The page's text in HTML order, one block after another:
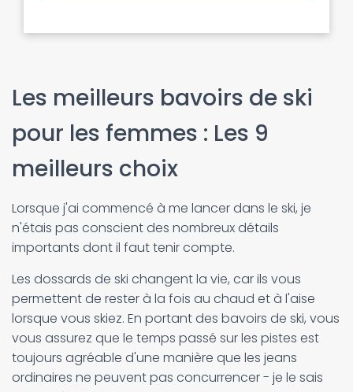
Les meilleurs bavoirs de ski
pour les femmes : Les 9
meilleurs choix
Lorsque j'ai commencé à me lancer dans le ski, je
n'étais pas conscient des nombreux détails
importants dont il faut tenir compte.
Les dossards de ski changent la vie, car ils vous
permettent de rester à la fois au chaud et à l'aise
lorsque vous skiez. En portant des bavoirs de ski, vous
vous assurez que le temps passé sur les pistes est
toujours agréable d'une manière que les jeans
ordinaires ne peuvent pas concurrencer - je le sais